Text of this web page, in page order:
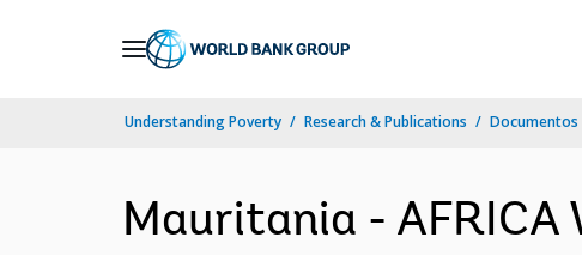
Understanding Poverty Research & Publications Documentos
Mauritania - AFRICA